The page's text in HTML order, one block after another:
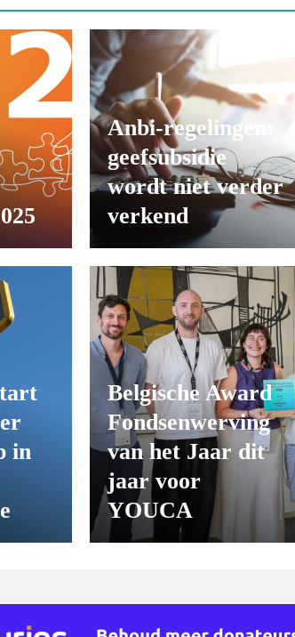
Anbi-regelingen:
geefsubsidie
wordt niet verder
verkend
in
Belgische Award
Fondsenwerving
van het Jaar dit
jaar voor
YOUCA